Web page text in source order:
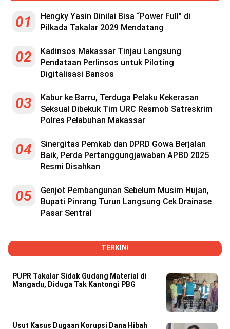
01
Hengky Yasin Dinilai Bisa “Power Full” di
Pilkada Takalar 2029 Mendatang
02
Kadinsos Makassar Tinjau Langsung
Pendataan Perlinsos untuk Piloting
Digitalisasi Bansos
03
Kabur ke Barru, Terduga Pelaku Kekerasan
Seksual Dibekuk Tim URC Resmob Satreskrim
Polres Pelabuhan Makassar
04
Sinergitas Pemkab dan DPRD Gowa Berjalan
Baik, Perda Pertanggungjawaban APBD 2025
Resmi Disahkan
05
Genjot Pembangunan Sebelum Musim Hujan,
Bupati Pinrang Turun Langsung Cek Drainase
Pasar Sentral
TERKINI
PUPR Takalar Sidak Gudang Material di
Mangadu, Diduga Tak Kantongi PBG
Usut Kasus Dugaan Korupsi Dana Hibah